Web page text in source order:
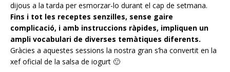
dijous a la tarda per esmorzar-lo durant el cap de setmana.
Fins i tot les receptes senzilles, sense gaire
complicació, i amb instruccions ràpides, impliquen un
ampli vocabulari de diverses temàtiques diferents.
Gràcies a aquestes sessions la nostra gran s’ha convertit en la
xef oficial de la salsa de iogurt 🙂